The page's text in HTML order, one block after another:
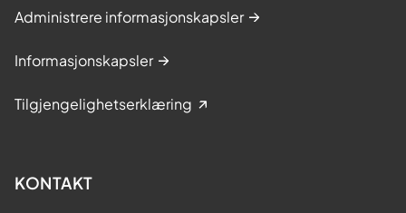
Administrere informasjonskapsler
Informasjonskapsler
Tilgjengelighetserklæring
KONTAKT